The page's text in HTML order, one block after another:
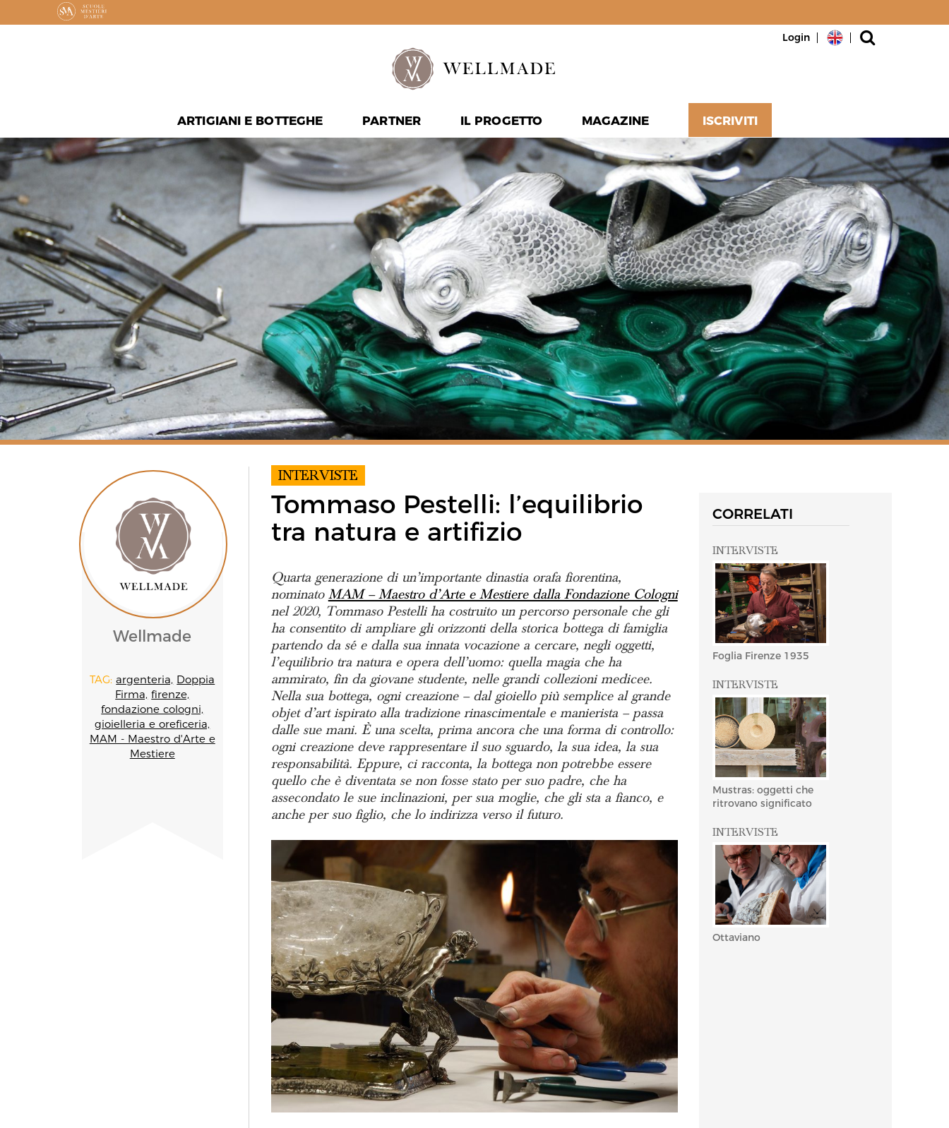
Login
ARTIGIANI E BOTTEGHE PARTNER IL PROGETTO MAGAZINE ISCRIVITI
Wellmade
TAG:argenteria, Doppia
Firma, firenze,
fondazione cologni,
gioielleria e oreficeria,
MAM - Maestro d'Arte e
Mestiere
INTERVISTE
Tommaso Pestelli: l’equilibrio
tra natura e artifizio
Quarta generazione di un’importante dinastia orafa fiorentina,
nominato MAM – Maestro d’Arte e Mestiere dalla Fondazione Cologni
nel 2020, Tommaso Pestelli ha costruito un percorso personale che gli
ha consentito di ampliare gli orizzonti della storica bottega di famiglia
partendo da sé e dalla sua innata vocazione a cercare, negli oggetti,
l’equilibrio tra natura e opera dell’uomo: quella magia che ha
ammirato, fin da giovane studente, nelle grandi collezioni medicee.
Nella sua bottega, ogni creazione – dal gioiello più semplice al grande
objet d’art ispirato alla tradizione rinascimentale e manierista – passa
dalle sue mani. È una scelta, prima ancora che una forma di controllo:
ogni creazione deve rappresentare il suo sguardo, la sua idea, la sua
responsabilità. Eppure, ci racconta, la bottega non potrebbe essere
quello che è diventata se non fosse stato per suo padre, che ha
assecondato le sue inclinazioni, per sua moglie, che gli sta a fianco, e
anche per suo figlio, che lo indirizza verso il futuro.
CORRELATI
INTERVISTE
Foglia Firenze 1935
INTERVISTE
Mustras: oggetti che
ritrovano significato
INTERVISTE
Ottaviano